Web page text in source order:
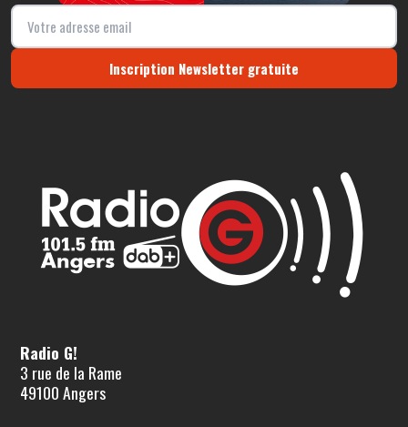
Inscription Newsletter gratuite
Radio G!
3 rue de la Rame
49100 Angers